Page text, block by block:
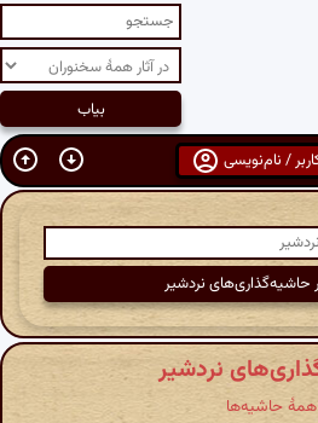
/ نام‌نویسی
نردشیر
همهٔ حاشیه‌ها